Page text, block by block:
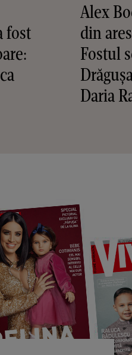
fost
Alex
din
Fostul
Daria